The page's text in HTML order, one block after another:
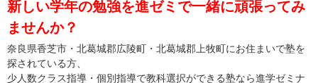
新しい学年の勉強を進ゼミで一緒に頑張ってみ
ませんか？
奈良県香芝市・北葛城郡広陵町・北葛城郡上牧町にお住まいで塾を
探されている方、
少人数クラス指導・個別指導で教科選択ができる塾なら進学ゼミナ